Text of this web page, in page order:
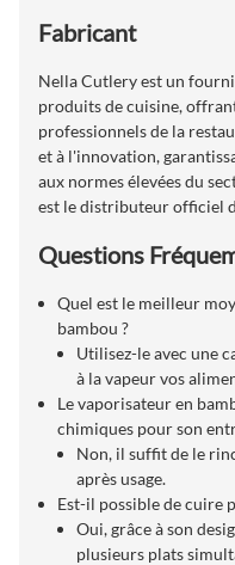
Fabricant
Nella Cutlery est un
produits de cuisine,
professionnels de la
et à l'innovation,
aux normes élevées du
est le distributeur officiel
Questions
Quel est le meilleur
bambou ?
Utilisez-le avec une
à la vapeur vos
Le vaporisateur en
chimiques pour son
Non, il suffit de le
après usage.
Est-il possible de cuire
Oui, grâce à son
plusieurs plats